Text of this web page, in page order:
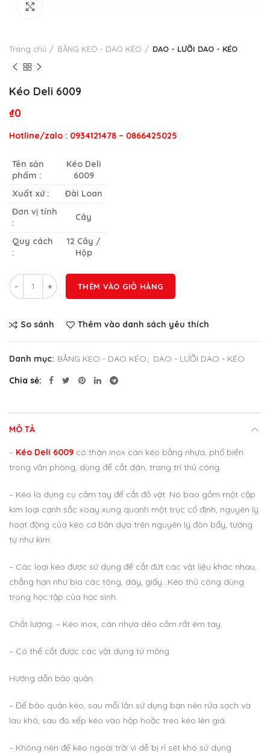
Trang chủ BĂNG KEO - DAO KÉO DAO - LƯỠI DAO - KÉO
Kéo Deli 6009
₫0
Hotline/zalo : 0934121478 – 0866425025
Tên sản
phẩm :
Kéo Deli
6009
Xuất xứ :
Đài Loan
Đơn vị tính
:
Cây
Quy cách
:
12 Cây /
Hộp
Số lượng
THÊM VÀO GIỎ HÀNG
So sánh Thêm vào danh sách yêu thích
Danh mục: BĂNG KEO - DAO KÉO, DAO - LƯỠI DAO - KÉO
Chia sẻ
MÔ TẢ
– Kéo Deli 6009 có thân inox cán kéo bằng nhựa, phổ biến
trong văn phòng, dùng để cắt dán, trang trí thủ công.
– Kéo là dụng cụ cầm tay để cắt đồ vật. Nó bao gồm một cặp
kim loại cạnh sắc xoay xung quanh một trục cố định, nguyên lý
hoạt động của kéo cơ bản dựa trên nguyên lý đòn bẩy, tương
tự như kìm.
– Các loại kéo được sử dụng để cắt đứt các vật liệu khác nhau,
chẳng hạn như bìa các tông, dây, giấy…Kéo thủ công dùng
trong học tập của học sinh.
Chất lượng: – Kéo inox, cán nhựa dẻo cầm rất êm tay.
– Có thể cắt được các vật dụng từ mỏng.
Hướng dẫn bảo quản:
– Để bảo quản kéo, sau mỗi lần sử dụng bạn nên rửa sạch và
lau khô, sau đó xếp kéo vào hộp hoặc treo kéo lên giá.
– Không nên để kéo ngoài trời vì dễ bị rỉ sét khó sử dụng